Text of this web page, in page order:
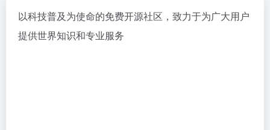
以科技普及为使命的免费开源社区，致力于为广大用户
提供世界知识和专业服务